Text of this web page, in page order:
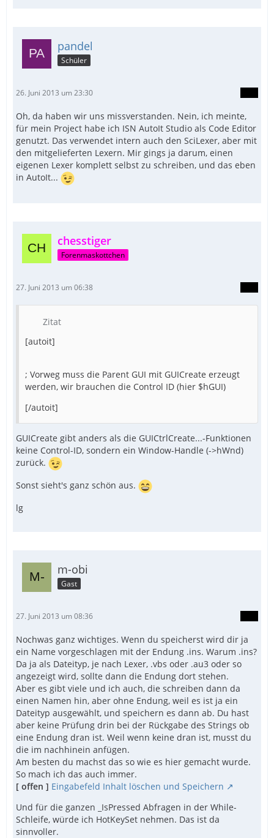
pandel
Schüler
26. Juni 2013 um 23:30
Oh, da haben wir uns missverstanden. Nein, ich meinte,
für mein Project habe ich ISN AutoIt Studio als Code Editor
genutzt. Das verwendet intern auch den SciLexer, aber mit
den mitgelieferten Lexern. Mir gings ja darum, einen
eigenen Lexer komplett selbst zu schreiben, und das eben
in AutoIt...
chesstiger
Forenmaskottchen
27. Juni 2013 um 06:38
Zitat
[autoit]
; Vorweg muss die Parent GUI mit GUICreate erzeugt
werden, wir brauchen die Control ID (hier $hGUI)
[/autoit]
GUICreate gibt anders als die GUICtrlCreate...-Funktionen
keine Control-ID, sondern ein Window-Handle (->hWnd)
zurück.
Sonst sieht's ganz schön aus.
lg
m-obi
Gast
27. Juni 2013 um 08:36
Nochwas ganz wichtiges. Wenn du speicherst wird dir ja
ein Name vorgeschlagen mit der Endung .ins. Warum .ins?
Da ja als Dateityp, je nach Lexer, .vbs oder .au3 oder so
angezeigt wird, sollte dann die Endung dort stehen.
Aber es gibt viele und ich auch, die schreiben dann da
einen Namen hin, aber ohne Endung, weil es ist ja ein
Dateityp ausgewählt, und speichern es dann ab. Du hast
aber keine Prüfung drin bei der Rückgabe des Strings ob
eine Endung dran ist. Weil wenn keine dran ist, musst du
die im nachhinein anfügen.
Am besten du machst das so wie es hier gemacht wurde.
So mach ich das auch immer.
[ offen ] Eingabefeld Inhalt löschen und Speichern
Und für die ganzen _IsPressed Abfragen in der While-
Schleife, würde ich HotKeySet nehmen. Das ist da
sinnvoller.